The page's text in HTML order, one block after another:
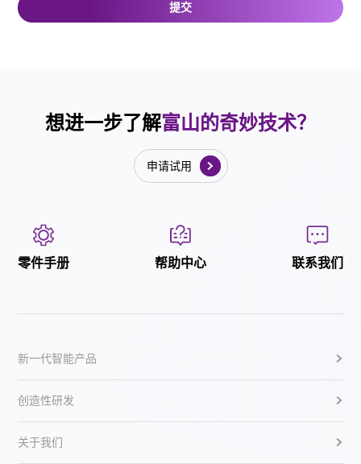
提交
想进一步了解富山的奇妙技术？
申请试用
零件手册 帮助中心 联系我们
新一代智能产品
创造性研发
关于我们